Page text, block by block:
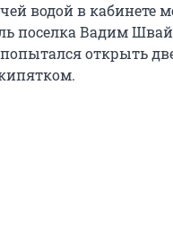
водой в кабинете
поселка Вадим
открыть